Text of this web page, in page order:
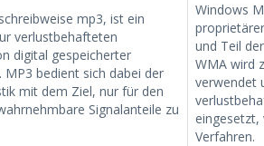
mp3, ist ein
verlustbehafteten
digital gespeicherter
MP3 bedient sich dabei der
mit dem Ziel, nur für den
Signalanteile zu
Windows
und Teil
WMA wird
verwendet
eingesetzt,
Verfahren.